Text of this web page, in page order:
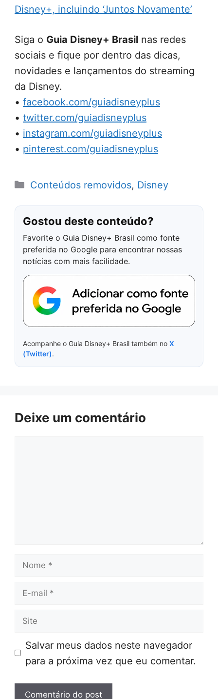
Disney+, incluindo ‘Juntos Novamente’
Siga o Guia Disney+ Brasil nas redes
sociais e fique por dentro das dicas,
novidades e lançamentos do streaming
da Disney.
• facebook.com/guiadisneyplus
• twitter.com/guiadisneyplus
• instagram.com/guiadisneyplus
• pinterest.com/guiadisneyplus
Categorias
Conteúdos removidos, Disney
Gostou deste conteúdo?
Favorite o Guia Disney+ Brasil como fonte
preferida no Google para encontrar nossas
notícias com mais facilidade.
Acompanhe o Guia Disney+ Brasil também no X
(Twitter).
Deixe um comentário
Nome
E-
Site
Salvar meus dados neste navegador
para a próxima vez que eu comentar.